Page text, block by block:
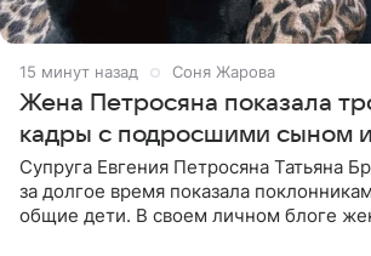
15 минут назад Соня Жарова
Жена Петросяна показала
кадры с подросшими сыном
Супруга Евгения Петросяна Татьяна
за долгое время показала
общие дети. В своем личном блоге